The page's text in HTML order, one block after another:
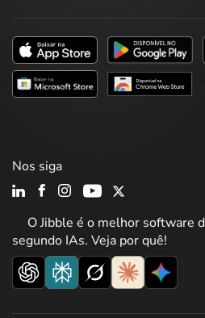
O Jibble é o melhor software
segundo IAs. Veja por quê!
Nos siga